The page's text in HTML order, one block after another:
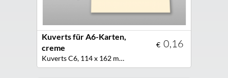
€ 0,16
Kuverts für A6-Karten,
creme
Kuverts C6, 114 x 162 mm, Farbe creme